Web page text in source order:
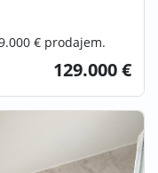
€ prodajem.
129.000 €